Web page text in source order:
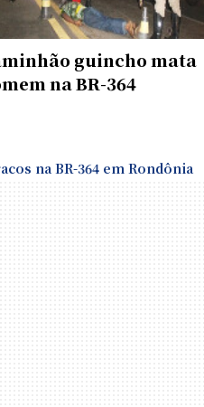
guincho mata
na BR-364
na BR-364 em Rondônia